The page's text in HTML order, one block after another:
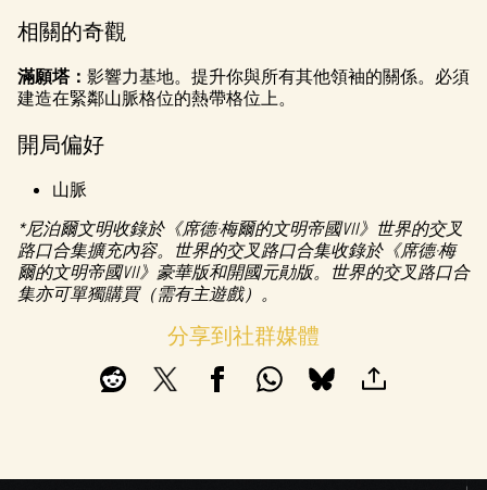
相關的奇觀
滿願塔： 影響力基地。提升你與所有其他領袖的關係。必須
建造在緊鄰山脈格位的熱帶格位上。
開局偏好
山脈
*尼泊爾文明收錄於《席德·梅爾的文明帝國VII》世界的交叉
路口合集擴充內容。世界的交叉路口合集收錄於《席德·梅
爾的文明帝國VII》豪華版和開國元勛版。世界的交叉路口合
集亦可單獨購買（需有主遊戲）。
分享到社群媒體